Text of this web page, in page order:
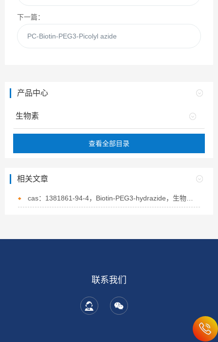
下一篇：
PC-Biotin-PEG3-Picolyl azide
产品中心
生物素
查看全部目录
相关文章
联系我们